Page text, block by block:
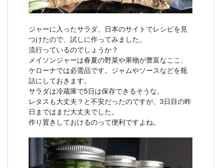
ジャーに入ったサラダ、日本のサイトでレシピを見
つけたので、試しに作ってみました。
流行っているのでしょうか？
メイソンジャーは春夏の野菜や果物が豊富なここ、
ケローナでは必需品です。ジャムやソースなどを瓶
詰にしておきます。
サラダは冷蔵庫で5日は保存できるそうな。
レタスも大丈夫？と不安だったのですが、3日目の昨
日まではまだ大丈夫でした。
作り置きしておけるのって便利ですよね。